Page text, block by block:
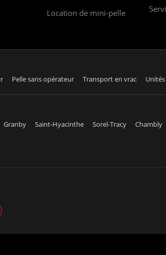
Location de mini-pelle
Pelle sans opérateur Transport en vrac
Granby Saint-Hyacinthe Sorel-Tracy Chambly